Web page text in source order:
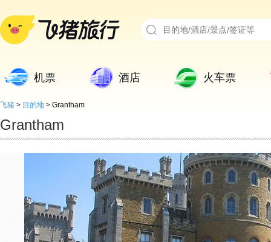
机票 酒店 火车票
飞猪 > 目的地 > Grantham
Grantham